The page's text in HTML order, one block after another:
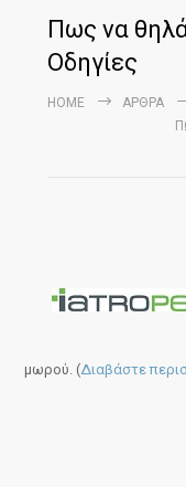
Πως να
Οδηγίες
HOME
ΆΡΘΡΑ
μωρού. (Διαβάστε